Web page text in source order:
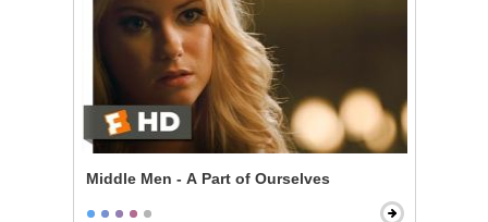
Middle Men - A Part of Ourselves